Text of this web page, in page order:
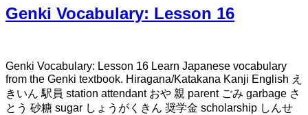
Genki Vocabulary: Lesson 16
Genki Vocabulary: Lesson 16 Learn Japanese vocabulary
from the Genki textbook. Hiragana/Katakana Kanji English え
きいん 駅員 station attendant おや 親 parent ごみ garbage さ
とう 砂糖 sugar しょうがくきん 奨学金 scholarship しんせ